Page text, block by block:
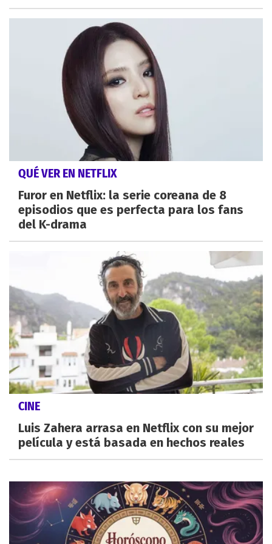
QUÉ VER EN NETFLIX
Furor en Netflix: la serie coreana de 8
episodios que es perfecta para los fans
del K-drama
CINE
Luis Zahera arrasa en Netflix con su mejor
película y está basada en hechos reales